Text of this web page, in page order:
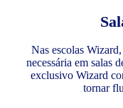
Nas escolas
necessária em salas
exclusivo Wizard
tornar